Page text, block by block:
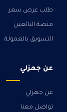
طلب عرض سعر
منصة البائعين
التسويق بالعمولة
عن جهزلي
عن جهزلي
تواصل معنا